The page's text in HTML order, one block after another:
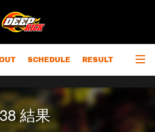
SCHEDULE RESULT
CHAMPIONS OUTLINE
結果